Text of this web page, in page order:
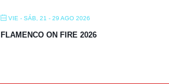
VIE - SÁB, 21 - 29 AGO 2026
FLAMENCO ON FIRE 2026